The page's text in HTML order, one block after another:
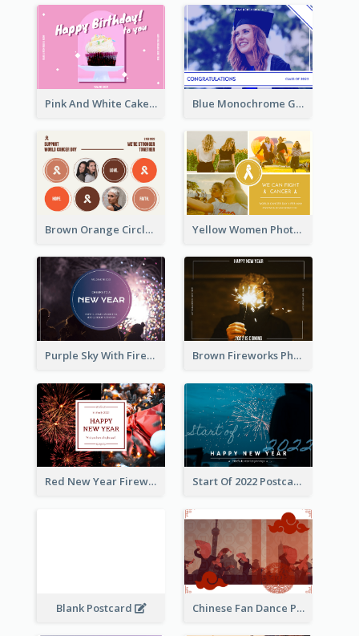
Pink And White Cake Photo Birthday Postcard Blue Monochrome Graduation Photo Congratulations Postcard
Brown Orange Circles World Cancer Day Postcard Yellow Women Photo Grid World Cancer Day Postcard
Purple Sky With Fireworks Background New Year Postcard Brown Fireworks Photo Happy New Year Postcard
Red New Year Fireworks and Bow Tie Postcard Start Of 2022 Postcard
Blank Postcard Chinese Fan Dance Postcard